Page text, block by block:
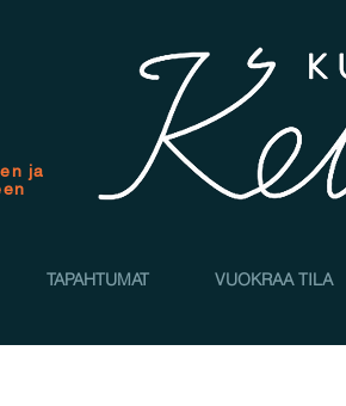
ja
TAPAHTUMAT VUOKRAA TILA